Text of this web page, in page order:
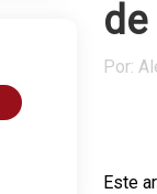
Por:
Este